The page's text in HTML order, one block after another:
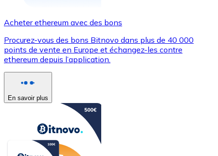
Acheter ethereum avec des bons
Procurez-vous des bons Bitnovo dans plus de 40 000
points de vente en Europe et échangez-les contre
ethereum depuis l’application.
En savoir plus